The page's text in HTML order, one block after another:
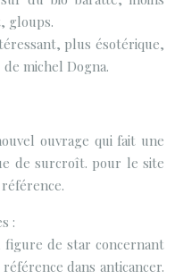
gloups.
plus ésotérique,
michel Dogna.
ouvrage qui fait une
de surcroît. pour le site
:
figure de star concernant
dans anticancer.